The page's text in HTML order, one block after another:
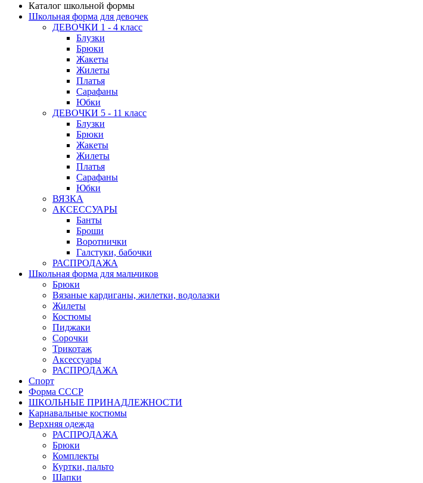
Каталог школьной формы
Школьная форма для девочек
ДЕВОЧКИ 1 - 4 класс
Блузки
Брюки
Жакеты
Жилеты
Платья
Сарафаны
Юбки
ДЕВОЧКИ 5 - 11 класс
Блузки
Брюки
Жакеты
Жилеты
Платья
Сарафаны
Юбки
ВЯЗКА
АКСЕССУАРЫ
Банты
Броши
Воротнички
Галстуки, бабочки
РАСПРОДАЖА
Школьная форма для мальчиков
Брюки
Вязаные кардиганы, жилетки, водолазки
Жилеты
Костюмы
Пиджаки
Сорочки
Трикотаж
Аксессуары
РАСПРОДАЖА
Спорт
Форма СССР
ШКОЛЬНЫЕ ПРИНАДЛЕЖНОСТИ
Карнавальные костюмы
Верхняя одежда
РАСПРОДАЖА
Брюки
Комплекты
Куртки, пальто
Шапки